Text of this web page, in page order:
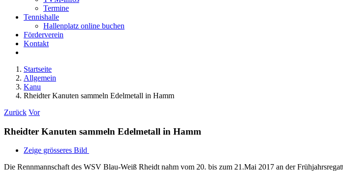
Termine
Tennishalle
Hallenplatz online buchen
Förderverein
Kontakt
Startseite
Allgemein
Kanu
Rheidter Kanuten sammeln Edelmetall in Hamm
Zurück Vor
Rheidter Kanuten sammeln Edelmetall in Hamm
Zeige grösseres Bild
Die Rennmannschaft des WSV Blau-Weiß Rheidt nahm vom 20. bis zum 21.Mai 2017 an der